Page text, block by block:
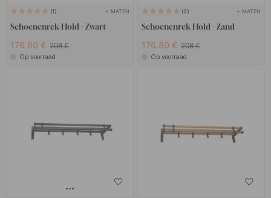
1 + MATEN
Schoenenrek Hold - Zwart
176.80 € 208 €
Op voorraad
2 + MATEN
Schoenenrek Hold - Zand
176.80 € 208 €
Op voorraad